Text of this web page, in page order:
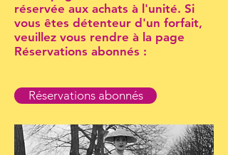
réservée aux achats à l'unité. Si
vous êtes détenteur d'un forfait,
veuillez vous rendre à la page
Réservations abonnés :
Réservations abonnés